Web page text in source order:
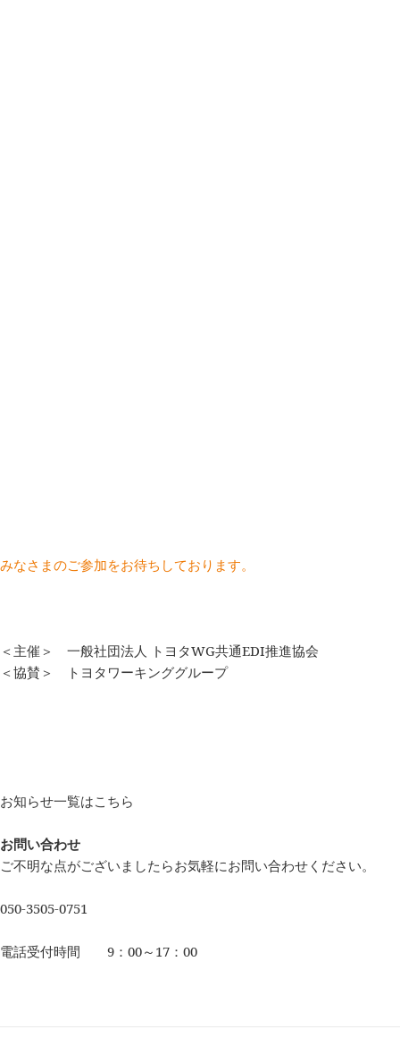
みなさまのご参加をお待ちしております。
＜主催＞ 一般社団法人 トヨタWG共通EDI推進協会
＜協賛＞ トヨタワーキンググループ
お知らせ一覧はこちら
お問い合わせ
ご不明な点がございましたらお気軽にお問い合わせください。
050-3505-0751
電話受付時間 9：00～17：00